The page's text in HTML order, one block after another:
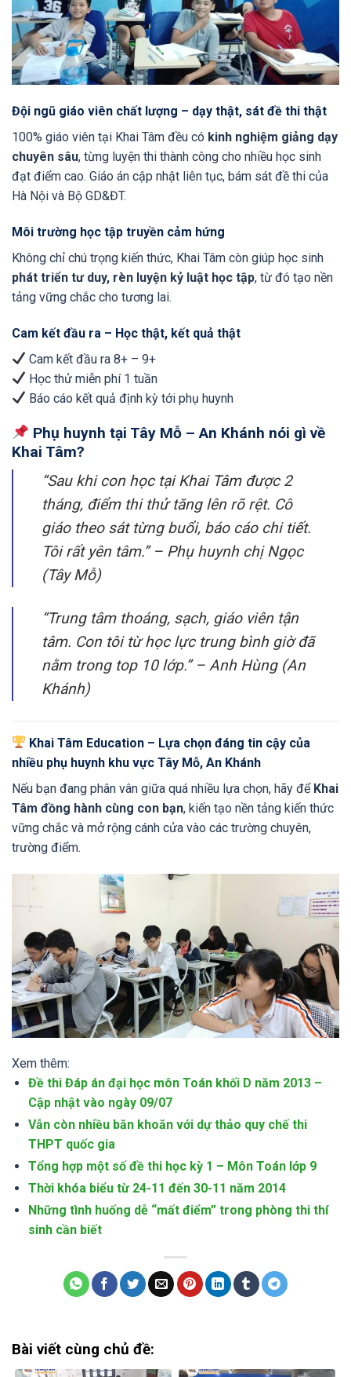
Đội ngũ giáo viên chất lượng – dạy thật, sát đề thi thật
100% giáo viên tại Khai Tâm đều có kinh nghiệm giảng dạy
chuyên sâu, từng luyện thi thành công cho nhiều học sinh
đạt điểm cao. Giáo án cập nhật liên tục, bám sát đề thi của
Hà Nội và Bộ GD&ĐT.
Môi trường học tập truyền cảm hứng
Không chỉ chú trọng kiến thức, Khai Tâm còn giúp học sinh
phát triển tư duy, rèn luyện kỷ luật học tập, từ đó tạo nền
tảng vững chắc cho tương lai.
Cam kết đầu ra – Học thật, kết quả thật
Cam kết đầu ra 8+ – 9+
Học thử miễn phí 1 tuần
Báo cáo kết quả định kỳ tới phụ huynh
Phụ huynh tại Tây Mỗ – An Khánh nói gì về
Khai Tâm?
“Sau khi con học tại Khai Tâm được 2
tháng, điểm thi thử tăng lên rõ rệt. Cô
giáo theo sát từng buổi, báo cáo chi tiết.
Tôi rất yên tâm.”– Phụ huynh chị Ngọc
(Tây Mỗ)
“Trung tâm thoáng, sạch, giáo viên tận
tâm. Con tôi từ học lực trung bình giờ đã
nằm trong top 10 lớp.”– Anh Hùng (An
Khánh)
Khai Tâm Education – Lựa chọn đáng tin cậy của
nhiều phụ huynh khu vực Tây Mỗ, An Khánh
Nếu bạn đang phân vân giữa quá nhiều lựa chọn, hãy để Khai
Tâm đồng hành cùng con bạn, kiến tạo nền tảng kiến thức
vững chắc và mở rộng cánh cửa vào các trường chuyên,
trường điểm.
Xem thêm:
Đề thi Đáp án đại học môn Toán khối D năm 2013 –
Cập nhật vào ngày 09/07
Vẫn còn nhiều băn khoăn với dự thảo quy chế thi
THPT quốc gia
Tổng hợp một số đề thi học kỳ 1 – Môn Toán lớp 9
Thời khóa biểu từ 24-11 đến 30-11 năm 2014
Những tình huống dễ “mất điểm” trong phòng thi thí
sinh cần biết
Bài viết cùng chủ đề: